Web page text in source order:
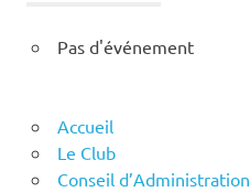
Pas d'événement
Accueil
Le Club
Conseil d’Administration